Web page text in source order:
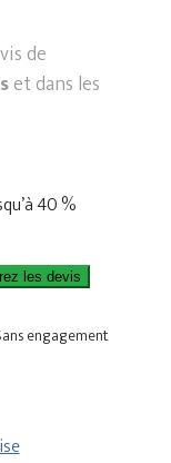
de
et dans les
40 %
les devis
engagement